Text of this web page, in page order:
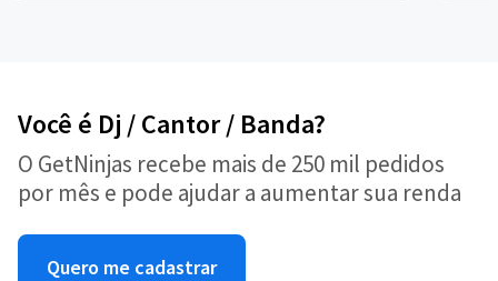
Você é Dj / Cantor / Banda?
O GetNinjas recebe mais de 250 mil pedidos
por mês e pode ajudar a aumentar sua renda
Quero me cadastrar